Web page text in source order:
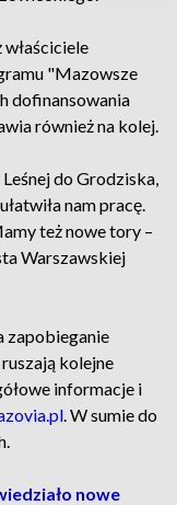
"Mazowsze
dofinansowania
również na kolej.
do Grodziska,
nam pracę.
też nowe tory –
Warszawskiej
zapobieganie
kolejne
informacje i
. W sumie do
nowe